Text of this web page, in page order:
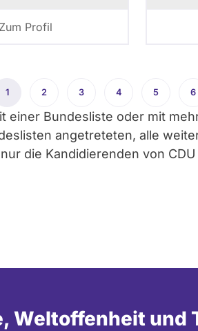
Zum Profil
Aktuelle
Seite
1 Seite
2 Seite
3 Seite
4 Seite
5 6
einer Bundesliste oder mit
angetreteten, alle
die Kandidierenden von
Weltoffenheit und